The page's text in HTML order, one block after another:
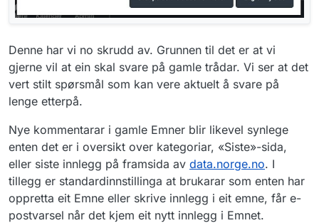
Denne har vi no skrudd av. Grunnen til det er at vi
gjerne vil at ein skal svare på gamle trådar. Vi ser at det
vert stilt spørsmål som kan vere aktuelt å svare på
lenge etterpå.
Nye kommentarar i gamle Emner blir likevel synlege
enten det er i oversikt over kategoriar, «Siste»-sida,
eller siste innlegg på framsida av data.norge.no. I
tillegg er standardinnstillinga at brukarar som enten har
oppretta eit Emne eller skrive innlegg i eit emne, får e-
postvarsel når det kjem eit nytt innlegg i Emnet.